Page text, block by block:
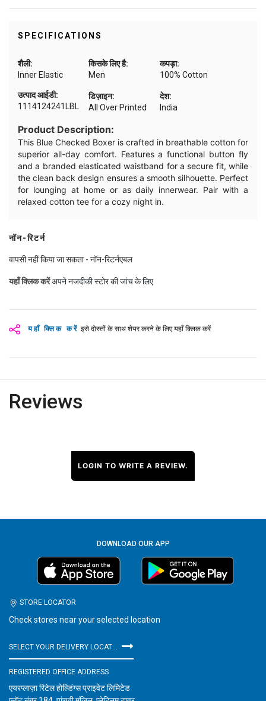
SPECIFICATIONS
शैली:
Inner Elastic
किसके लिए है:
Men
कपड़ा:
100% Cotton
डिज़ाइन:
All Over Printed
देश:
India
उत्पाद आईडी:
1114124241LBL
Product Description:
This Blue Checked Boxer is crafted in breathable cotton for
superior all-day comfort. Features a functional button fly
and a branded elasticated waistband for a secure fit, while
the clean back design ensures a smooth silhouette. Perfect
for lounging at home or as daily innerwear. Pair with a
relaxed cotton tee for a cozy night in.
यहाँ क्लिक करें इसे दोस्तों के साथ शेयर करने के लिए यहाँ क्लिक करें
नॉन-रिटर्न
वापसी नहीं किया जा सकता - नॉन-रिटर्नएबल
यहाँ क्लिक करेंअपने नजदीकी स्टोर की जांच के लिए
Reviews
LOGIN TO WRITE A REVIEW.
DOWNLOAD OUR APP
STORE LOCATOR
Check stores near your selected location
REGISTERED OFFICE ADDRESS
एयरप्लाज़ा रिटेल होल्डिंग्स प्राइवेट लिमिटेड